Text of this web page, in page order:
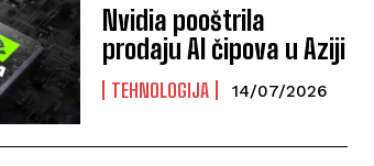
Nvidia pooštrila
prodaju AI čipova u Aziji
TEHNOLOGIJA 14/07/2026